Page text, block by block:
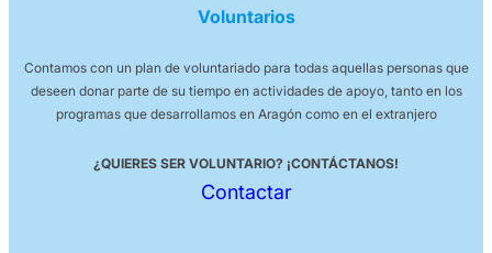
Voluntarios
Contamos con un plan de voluntariado para todas aquellas personas que
deseen donar parte de su tiempo en actividades de apoyo, tanto en los
programas que desarrollamos en Aragón como en el extranjero
¿QUIERES SER VOLUNTARIO? ¡CONTÁCTANOS!
Contactar